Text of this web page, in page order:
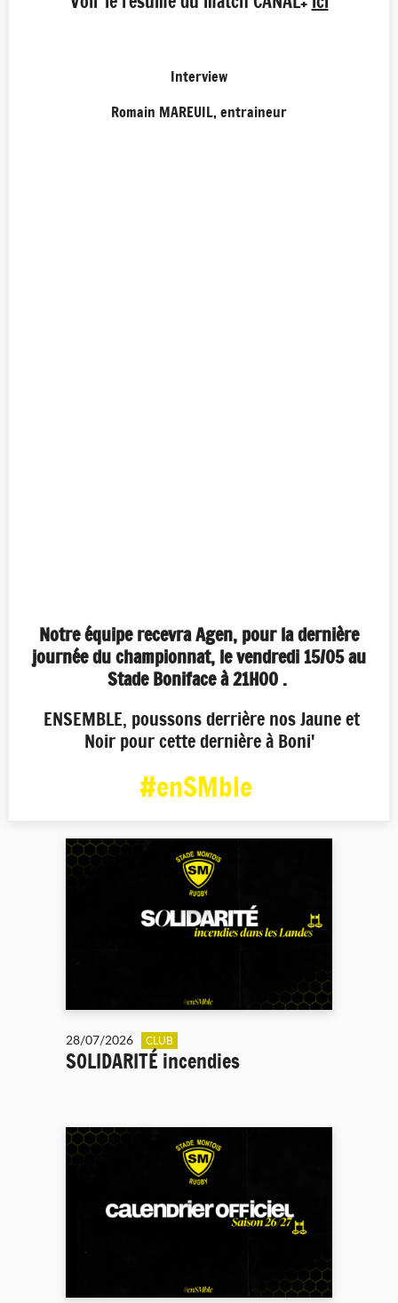
Interview
Romain MAREUIL, entraineur
Notre équipe recevra Agen, pour la dernière
journée du championnat, le vendredi 15/05 au
Stade Boniface à 21H00 .
ENSEMBLE, poussons derrière nos Jaune et
Noir pour cette dernière à Boni'
#enSMble
28/07/2026 CLUB
SOLIDARITÉ incendies